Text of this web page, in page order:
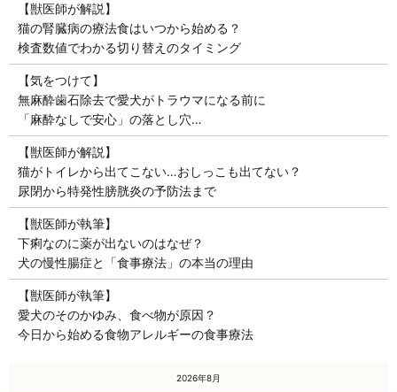
【獣医師が解説】
猫の腎臓病の療法食はいつから始める？
検査数値でわかる切り替えのタイミング
【気をつけて】
無麻酔歯石除去で愛犬がトラウマになる前に
「麻酔なしで安心」の落とし穴…
【獣医師が解説】
猫がトイレから出てこない…おしっこも出てない？
尿閉から特発性膀胱炎の予防法まで
【獣医師が執筆】
下痢なのに薬が出ないのはなぜ？
犬の慢性腸症と「食事療法」の本当の理由
【獣医師が執筆】
愛犬のそのかゆみ、食べ物が原因？
今日から始める食物アレルギーの食事療法
2026年8月